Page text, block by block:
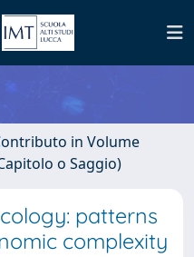
in Volume
o Saggio)
patterns
complexity